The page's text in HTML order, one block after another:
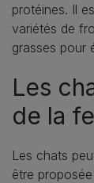
protéines. Il
variétés de
grasses pour
Les
de la
Les chats
être